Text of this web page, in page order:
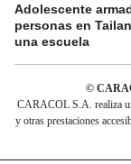
Adolescente
personas en
una escuela
©
CARACOL S.A. realiza
y otras prestaciones